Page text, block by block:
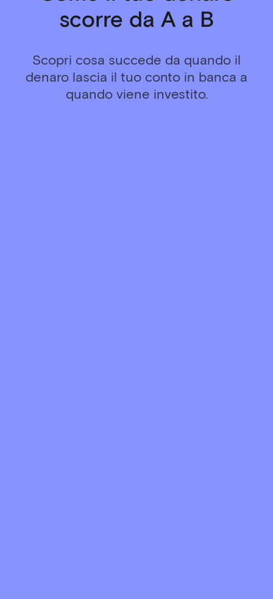
scorre da A a B
Scopri cosa succede da quando il
denaro lascia il tuo conto in banca a
quando viene investito.